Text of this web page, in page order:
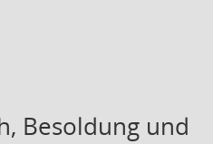
Besoldung und